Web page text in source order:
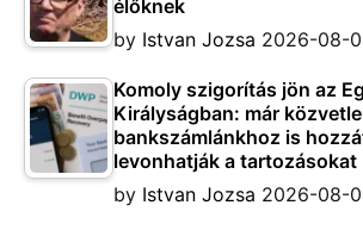
élőknek
by Istvan Jozsa 2026-08-
Komoly szigorítás jön az
Királyságban: már
bankszámlánkhoz is
levonhatják a tartozásokat
by Istvan Jozsa 2026-08-